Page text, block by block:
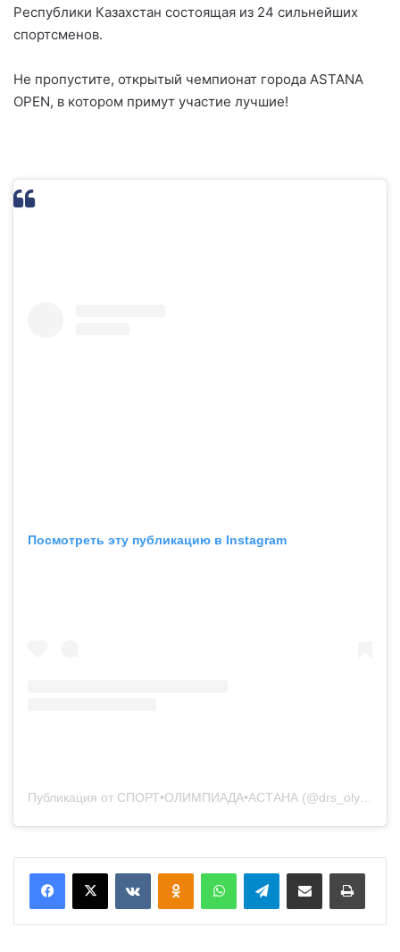
Республики Казахстан состоящая из 24 сильнейших
спортсменов.
Не пропустите, открытый чемпионат города ASTANA
OPEN, в котором примут участие лучшие!
Посмотреть эту публикацию в Instagram
Telegram